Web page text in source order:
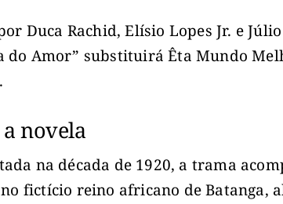
Duca Rachid, Elísio Lopes Jr. e
do Amor” substituirá Êta Mundo
novela
na década de 1920, a trama
fictício reino africano de Batanga,